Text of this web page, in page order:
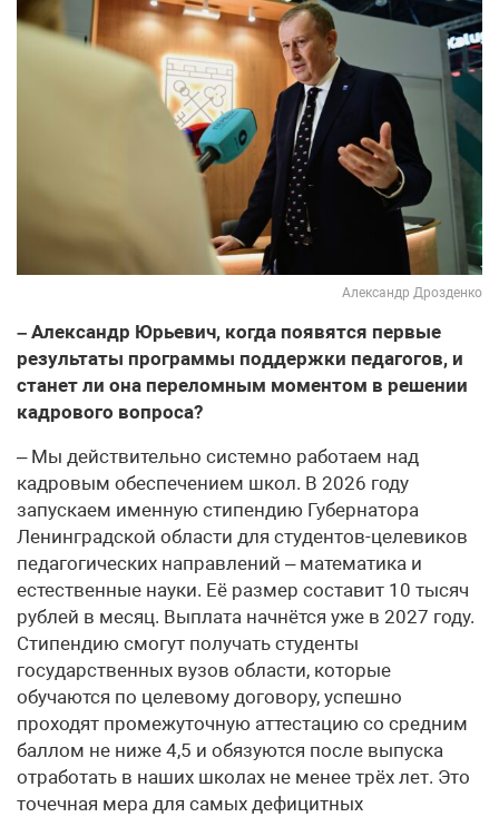
Александр Дрозденко
– Александр Юрьевич, когда появятся первые
результаты программы поддержки педагогов, и
станет ли она переломным моментом в решении
кадрового вопроса?
– Мы действительно системно работаем над
кадровым обеспечением школ. В 2026 году
запускаем именную стипендию Губернатора
Ленинградской области для студентов-целевиков
педагогических направлений – математика и
естественные науки. Её размер составит 10 тысяч
рублей в месяц. Выплата начнётся уже в 2027 году.
Стипендию смогут получать студенты
государственных вузов области, которые
обучаются по целевому договору, успешно
проходят промежуточную аттестацию со средним
баллом не ниже 4,5 и обязуются после выпуска
отработать в наших школах не менее трёх лет. Это
точечная мера для самых дефицитных